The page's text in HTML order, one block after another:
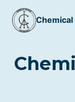
content